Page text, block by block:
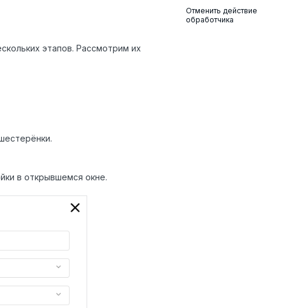
этапов. Рассмотрим их
в открывшемся окне.
Отменить действие
обработчика